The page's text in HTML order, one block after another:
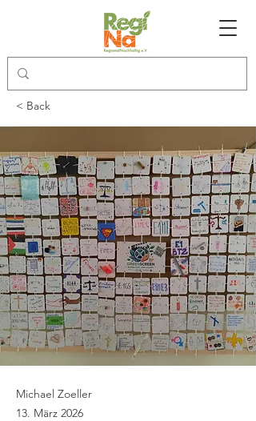
< Back
Michael Zoeller
13. März 2026